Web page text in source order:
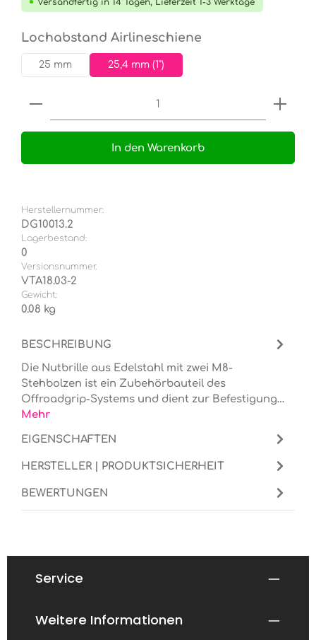
Lochabstand Airlineschiene
25 mm 25,4 mm (1")
Produkt Anzahl: Gib den gewünschten
In den Warenkorb
Herstellernummer:
DG10013.2
Lagerbestand:
0
Versionsnummer.
VTA18.03-2
Gewicht:
0.08 kg
BESCHREIBUNG
Die Nutbrille aus Edelstahl mit zwei M8-
Stehbolzen ist ein Zubehörbauteil des
Offroadgrip-Systems und dient zur Befestigung…
Mehr
EIGENSCHAFTEN
HERSTELLER | PRODUKTSICHERHEIT
BEWERTUNGEN
Service
Weitere Informationen